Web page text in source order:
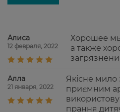
Алиса
12 февраля, 2022
Хорошее
а также
Алла
21 января, 2022
Якісне
приємним
прання